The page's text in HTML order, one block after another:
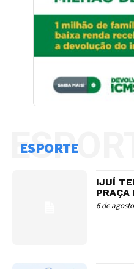
ESPORTE
IJUÍ
PRAÇA
6 de